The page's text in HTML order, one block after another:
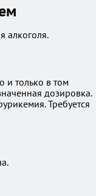
алкоголя.
и только в том
дозировка.
Требуется